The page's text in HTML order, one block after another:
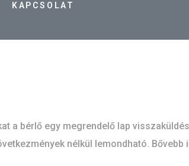
KAPCSOLAT
a bérlő egy megrendelő lap
nélkül lemondható.